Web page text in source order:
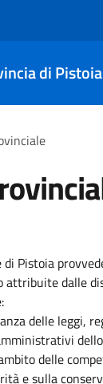
di Pistoia
di Pistoia
attribuite dalle
delle leggi,
delle
e sulla